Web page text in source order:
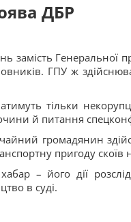
ДБР
замість Генеральної
ГПУ ж
тільки
й питання
громадянин
пригоду
– його дії
в суді.